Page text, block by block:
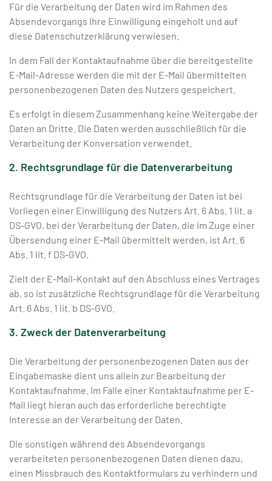
Für die Verarbeitung der Daten wird im Rahmen des
Absendevorgangs Ihre Einwilligung eingeholt und auf
diese Datenschutzerklärung verwiesen.
In dem Fall der Kontaktaufnahme über die bereitgestellte
E-Mail-Adresse werden die mit der E-Mail übermittelten
personenbezogenen Daten des Nutzers gespeichert.
Es erfolgt in diesem Zusammenhang keine Weitergabe der
Daten an Dritte. Die Daten werden ausschließlich für die
Verarbeitung der Konversation verwendet.
2. Rechtsgrundlage für die Datenverarbeitung
Rechtsgrundlage für die Verarbeitung der Daten ist bei
Vorliegen einer Einwilligung des Nutzers Art. 6 Abs. 1 lit. a
DS-GVO, bei der Verarbeitung der Daten, die im Zuge einer
Übersendung einer E-Mail übermittelt werden, ist Art. 6
Abs. 1 lit. f DS-GVO.
Zielt der E-Mail-Kontakt auf den Abschluss eines Vertrages
ab, so ist zusätzliche Rechtsgrundlage für die Verarbeitung
Art. 6 Abs. 1 lit. b DS-GVO.
3. Zweck der Datenverarbeitung
Die Verarbeitung der personenbezogenen Daten aus der
Eingabemaske dient uns allein zur Bearbeitung der
Kontaktaufnahme. Im Falle einer Kontaktaufnahme per E-
Mail liegt hieran auch das erforderliche berechtigte
Interesse an der Verarbeitung der Daten.
Die sonstigen während des Absendevorgangs
verarbeiteten personenbezogenen Daten dienen dazu,
einen Missbrauch des Kontaktformulars zu verhindern und